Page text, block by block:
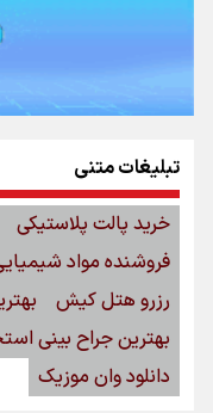
تبلیغات متنی
خرید پالت پلاستیکی
فروشنده مواد
رزرو هتل کیش
بهترین جراح بینی
دانلود وان موزیک